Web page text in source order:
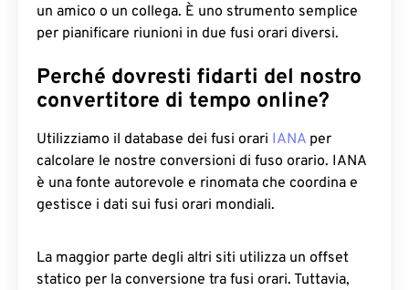
un amico o un collega. È uno strumento semplice
per pianificare riunioni in due fusi orari diversi.
Perché dovresti fidarti del nostro
convertitore di tempo online?
Utilizziamo il database dei fusi orari IANA per
calcolare le nostre conversioni di fuso orario. IANA
è una fonte autorevole e rinomata che coordina e
gestisce i dati sui fusi orari mondiali.
La maggior parte degli altri siti utilizza un offset
statico per la conversione tra fusi orari. Tuttavia,